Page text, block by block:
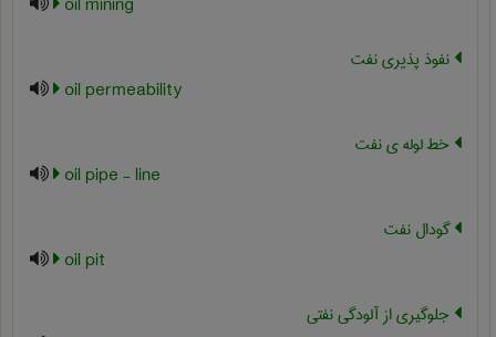
نفوذ پذیری نفت
oil permeability
خط لوله ی نفت
oil pipe - line
گودال نفت
oil pit
جلوگیری از آلودگی نفتی